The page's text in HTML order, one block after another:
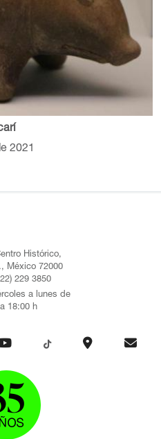
2021
Histórico,
México 72000
229 3850
a lunes de
18:00 h